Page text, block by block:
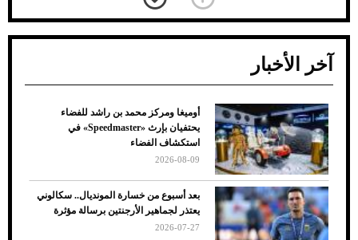
ضعف تبريد مكيف السيارة عند الوقوف.. أشهر
الأسباب والحلول
آخر الأخبار
أوميغا ومركز محمد بن راشد للفضاء
يحتفيان بإرث «Speedmaster» في
استكشاف الفضاء
2026-08-09
بعد أسبوع من خسارة المونديال.. سكالوني
يعتذر لجماهير الأرجنتين برسالة مؤثرة
2026-07-27